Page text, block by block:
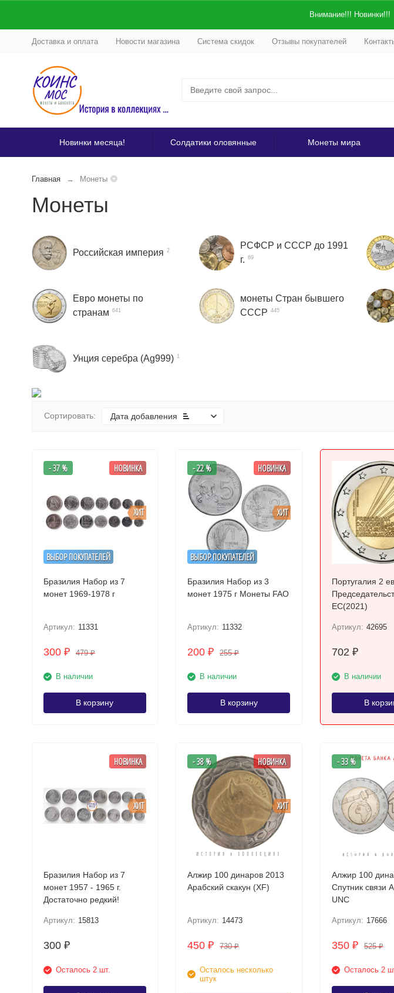
Внимание!!! Новинки!!!
Доставка и оплата Новости магазина Система скидок Отзывы покупателей
Новинки месяца! Солдатики оловянные Монеты мира
Главная Монеты
Монеты
Российская империя 2
РСФСР и СССР до 1991
г. 69
Евро монеты по
странам 641
монеты Стран бывшего
СССР 445
Унция серебра (Ag999) 1
Сортировать: Дата добавления
ВЫБОР ПОКУПАТЕЛЕЙ
ХИТ
- 37 % НОВИНКА
Бразилия Набор из 7
монет 1969-1978 г
Артикул: 11331
300 ₽ 479₽
В наличии
В корзину
ВЫБОР ПОКУПАТЕЛЕЙ
ХИТ
- 22 % НОВИНКА
Бразилия Набор из 3
монет 1975 г Монеты FAO
Артикул: 11332
200 ₽ 255₽
В наличии
В корзину
Португалия 2
ЕС(2021)
Артикул: 42695
702 ₽
В наличии
В
ХИТ
НОВИНКА
Бразилия Набор из 7
монет 1957 - 1965 г.
Достаточно редкий!
Артикул: 15813
300 ₽
Осталось 2 шт.
ХИТ
- 38 % НОВИНКА
Алжир 100 динаров 2013
Арабский скакун (XF)
Артикул: 14473
450 ₽ 730₽
Осталось несколько
штук
- 33 %
Алжир 100
Спутник связи
UNC
Артикул: 17666
350 ₽ 525₽
Осталось 2